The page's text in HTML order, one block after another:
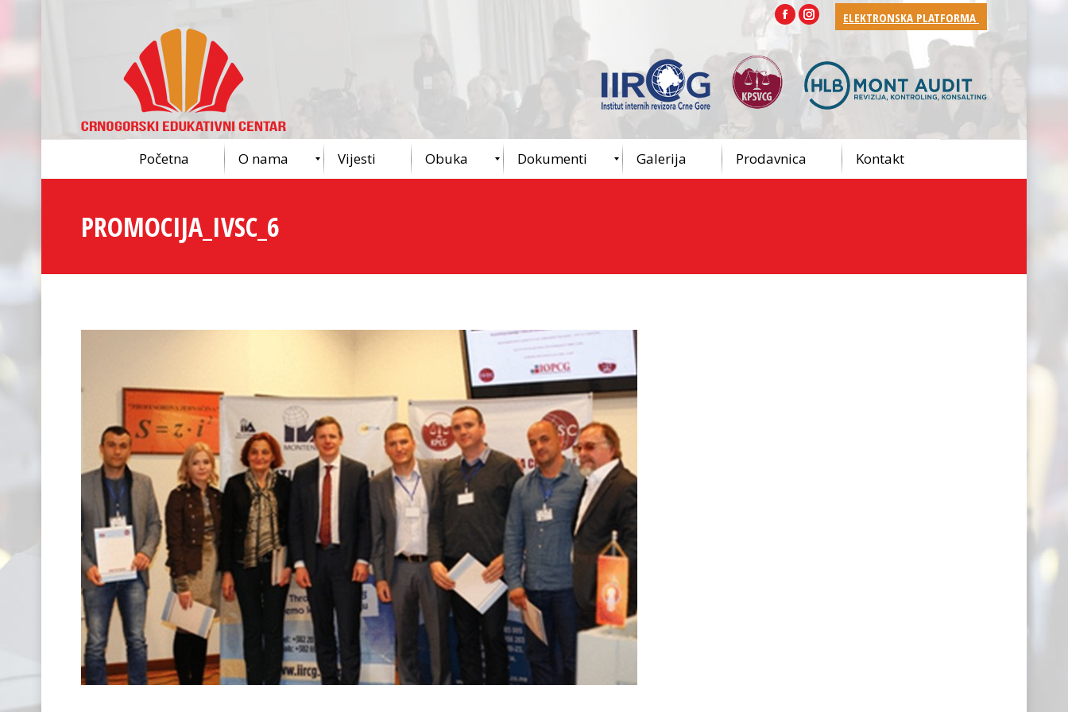
FacebookInstagramELEKTRONSKA PLATFORMA
Početna O nama Vijesti Obuka Dokumenti Galerija Prodavnica Kontakt
PROMOCIJA_IVSC_6